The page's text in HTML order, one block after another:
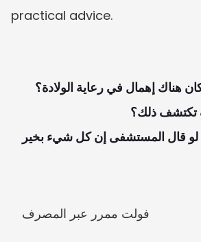
practical advice.
قال المستشفى إن كل شيء بخير
فولت ممرر عبر المصرف